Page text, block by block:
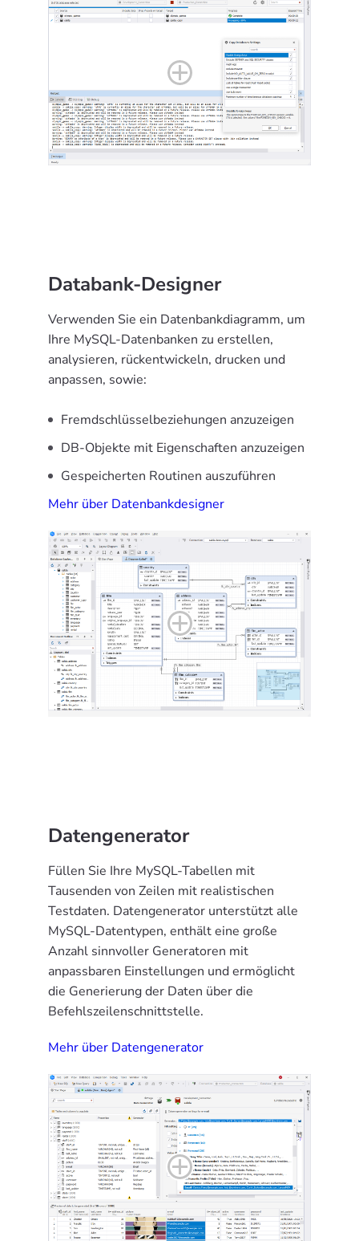
Databank-Designer
Verwenden Sie ein Datenbankdiagramm, um
Ihre MySQL-Datenbanken zu erstellen,
analysieren, rückentwickeln, drucken und
anpassen, sowie:
Fremdschlüsselbeziehungen anzuzeigen
DB-Objekte mit Eigenschaften anzuzeigen
Gespeicherten Routinen auszuführen
Mehr über Datenbankdesigner
Datengenerator
Füllen Sie Ihre MySQL-Tabellen mit
Tausenden von Zeilen mit realistischen
Testdaten. Datengenerator unterstützt alle
MySQL-Datentypen, enthält eine große
Anzahl sinnvoller Generatoren mit
anpassbaren Einstellungen und ermöglicht
die Generierung der Daten über die
Befehlszeilenschnittstelle.
Mehr über Datengenerator